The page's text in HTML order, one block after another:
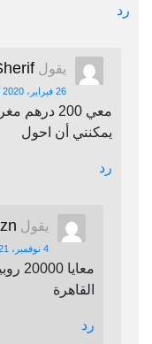
رد
يقول
26 فبراير، 2020 الساعة 3:30 م
معي 200
يمكنني أن احول
رد
يقول
4 نوفمبر، 2021 الساعة 4:20 م
القاهرة
رد